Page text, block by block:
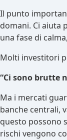
Il punto
domani. Ci aiuta
una fase di
Molti investitori
“Ci sono brutte
Ma i mercati
banche centrali,
questo possono
rischi vengono